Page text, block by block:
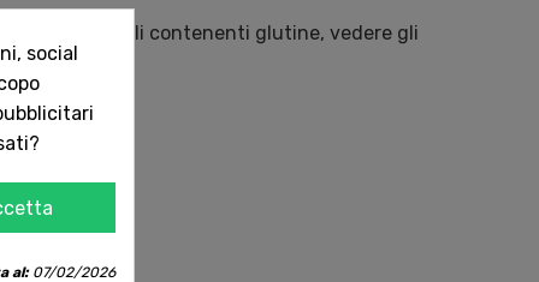
i cereali contenenti glutine, vedere gli
social
al:07/02/2026